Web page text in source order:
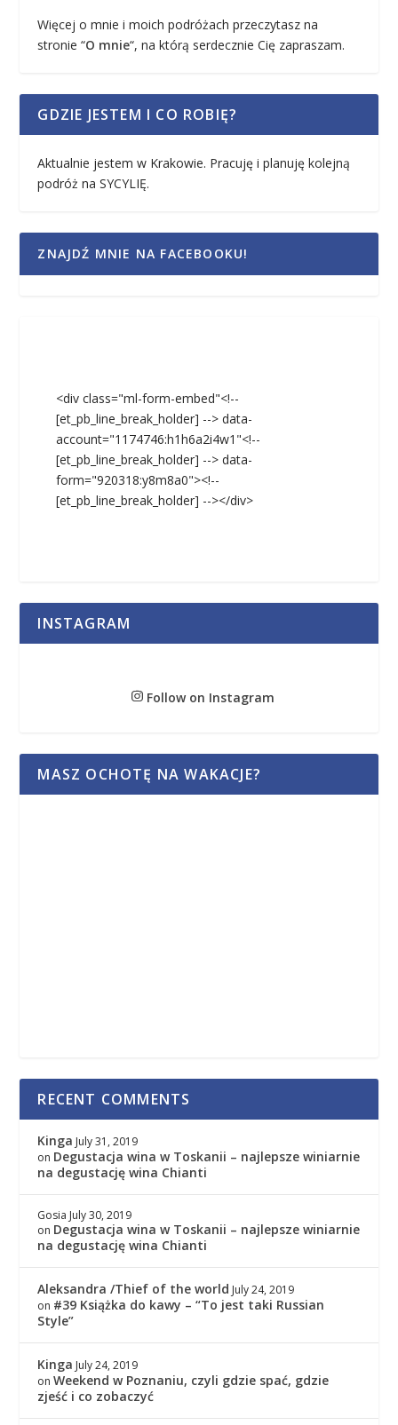
Więcej o mnie i moich podróżach przeczytasz na
stronie “O mnie“, na którą serdecznie Cię zapraszam.
GDZIE JESTEM I CO ROBIĘ?
Aktualnie jestem w Krakowie. Pracuję i planuję kolejną
podróż na SYCYLIĘ.
ZNAJDŹ MNIE NA FACEBOOKU!
<div class="ml-form-embed"<!--
[et_pb_line_break_holder] --> data-
account="1174746:h1h6a2i4w1"<!--
[et_pb_line_break_holder] --> data-
form="920318:y8m8a0"><!--
[et_pb_line_break_holder] --></div>
INSTAGRAM
Follow on Instagram
MASZ OCHOTĘ NA WAKACJE?
RECENT COMMENTS
Kinga July 31, 2019
on Degustacja wina w Toskanii – najlepsze winiarnie
na degustację wina Chianti
Gosia July 30, 2019
on Degustacja wina w Toskanii – najlepsze winiarnie
na degustację wina Chianti
Aleksandra /Thief of the world July 24, 2019
on #39 Książka do kawy – “To jest taki Russian
Style”
Kinga July 24, 2019
onWeekend w Poznaniu, czyli gdzie spać, gdzie
zjeść i co zobaczyć